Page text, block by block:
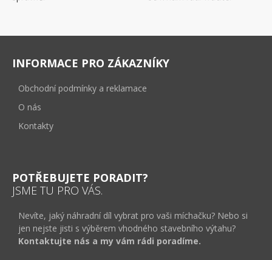
INFORMACE PRO ZÁKAZNÍKY
Obchodní podmínky a reklamace
O nás
Kontakty
POTŘEBUJETE PORADIT?
JSME TU PRO VÁS.
Nevíte, jaký náhradní díl vybrat pro vaši míchačku? Nebo si
jen nejste jisti s výběrem vhodného stavebního výtahu?
Kontaktujte nás a my vám rádi poradíme.